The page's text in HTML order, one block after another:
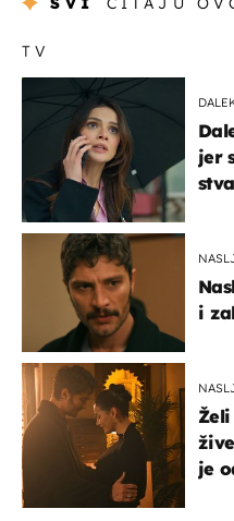
TV
jer
i
je